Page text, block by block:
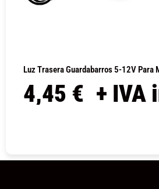
Luz Trasera Guardabarros 5-12V Para
4,45 € + IVA